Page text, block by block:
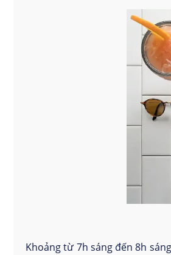
Khoảng từ 7h sáng đến 8h